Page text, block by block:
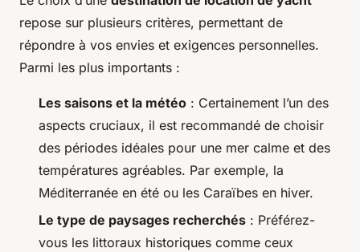
repose sur plusieurs critères, permettant de
répondre à vos envies et exigences personnelles.
Parmi les plus importants :
Les saisons et la météo : Certainement l’un des
aspects cruciaux, il est recommandé de choisir
des périodes idéales pour une mer calme et des
températures agréables. Par exemple, la
Méditerranée en été ou les Caraïbes en hiver.
Le type de paysages recherchés : Préférez-
vous les littoraux historiques comme ceux